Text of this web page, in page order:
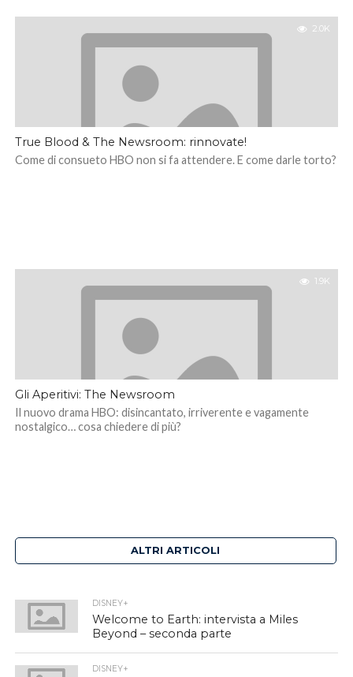
2.0K
True Blood & The Newsroom: rinnovate!
Come di consueto HBO non si fa attendere. E come darle torto?
1.9K
Gli Aperitivi: The Newsroom
Il nuovo drama HBO: disincantato, irriverente e vagamente
nostalgico… cosa chiedere di più?
ALTRI ARTICOLI
DISNEY+
Welcome to Earth: intervista a Miles
Beyond – seconda parte
DISNEY+